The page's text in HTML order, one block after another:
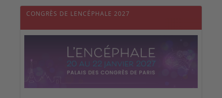
CONGRÈS DE LENCÉPHALE 2027